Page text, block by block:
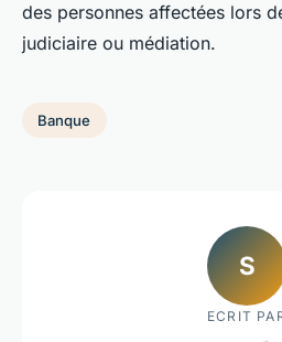
des personnes affectées lors
judiciaire ou médiation.
Banque
S
ECRIT